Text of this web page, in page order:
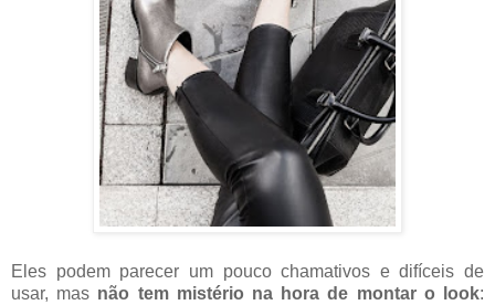
Eles podem parecer um pouco chamativos e difíceis de
usar, mas não tem mistério na hora de montar o look: